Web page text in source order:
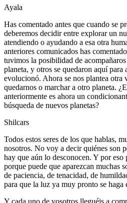
Ayala
Has comentado antes que cuando se
deberemos decidir entre explorar un
atendiendo o ayudando a esa otra
anteriores comunicados has
tuvimos la posibilidad de
planeta, y otros se quedaron aquí
evolucionó. Ahora se nos plantea otra
quedarnos o marchar a otro planeta.
anteriormente es ahora un
búsqueda de nuevos planetas?
Shilcars
Todos estos seres de los que hablas,
nosotros. No voy a decir quiénes son
hay que aún lo desconocen. Y por eso
porque puede que aparezcan muchas
de paciencia, de tenacidad, de
para que la luz ya muy pronto se haga
Y cada uno de vosotros lleguéis a